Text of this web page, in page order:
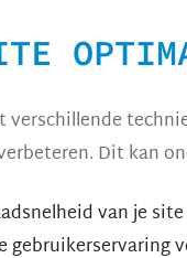
Dit kan
van je site